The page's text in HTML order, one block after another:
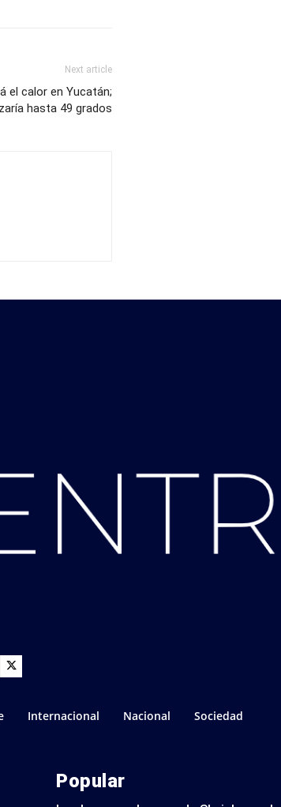
Next article
el calor en Yucatán;
hasta 49 grados
Internacional Nacional Sociedad
Popular